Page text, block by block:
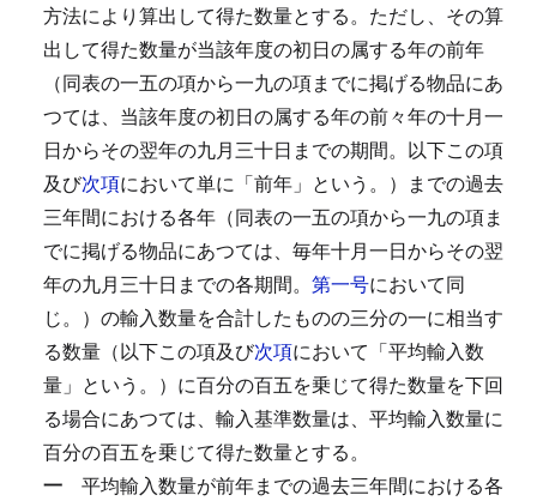
方法により算出して得た数量とする。 ただし、その算
出して得た数量が当該年度の初日の属する年の前年
（同表の一五の項から一九の項までに掲げる物品にあ
つては、当該年度の初日の属する年の前々年の十月一
日からその翌年の九月三十日までの期間。以下この項
及び次項において単に「前年」という。）までの過去
三年間における各年（同表の一五の項から一九の項ま
でに掲げる物品にあつては、毎年十月一日からその翌
年の九月三十日までの各期間。 第一号において同
じ。）の輸入数量を合計したものの三分の一に相当す
る数量（以下この項及び次項において「平均輸入数
量」という。）に百分の百五を乗じて得た数量を下回
る場合にあつては、輸入基準数量は、平均輸入数量に
百分の百五を乗じて得た数量とする。
一
平均輸入数量が前年までの過去三年間における各